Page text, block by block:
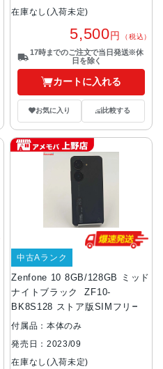
在庫なし(入荷未定)
5,500円 （税込）
17時までのご注文で当日発送※休
日を除く
カートに入れる
お気に入り 比較する
Zenfone 10 8GB/128GB ミッド
ナイトブラック ZF10-
BK8S128 ストア版SIMフリー
中古Aランク
付属品：本体のみ
発売日：2023/09
在庫なし(入荷未定)